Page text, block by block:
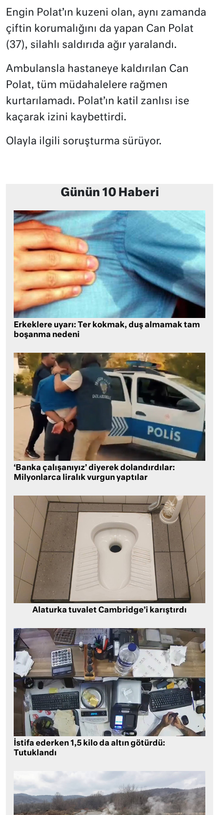
Engin Polat’ın kuzeni olan, aynı zamanda
çiftin korumalığını da yapan Can Polat
(37), silahlı saldırıda ağır yaralandı.
Ambulansla hastaneye kaldırılan Can
Polat, tüm müdahalelere rağmen
kurtarılamadı. Polat’ın katil zanlısı ise
kaçarak izini kaybettirdi.
Olayla ilgili soruşturma sürüyor.
Günün 10 Haberi
Erkeklere uyarı: Ter kokmak, duş almamak tam
boşanma nedeni
‘Banka çalışanıyız’ diyerek dolandırdılar:
Milyonlarca liralık vurgun yaptılar
Alaturka tuvalet Cambridge’i karıştırdı
İstifa ederken 1,5 kilo da altın götürdü:
Tutuklandı